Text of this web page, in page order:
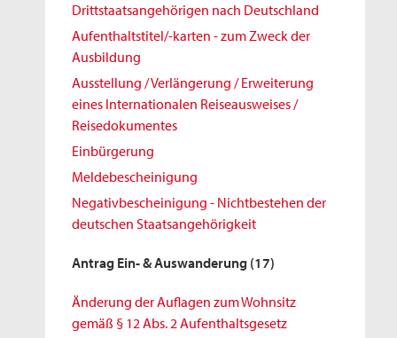
Drittstaatsangehörigen nach Deutschland
Aufenthaltstitel/-karten - zum Zweck der
Ausbildung
Ausstellung / Verlängerung / Erweiterung
eines Internationalen Reiseausweises /
Reisedokumentes
Einbürgerung
Meldebescheinigung
Negativbescheinigung - Nichtbestehen der
deutschen Staatsangehörigkeit
Antrag Ein- & Auswanderung (17)
Änderung der Auflagen zum Wohnsitz
gemäß § 12 Abs. 2 Aufenthaltsgesetz